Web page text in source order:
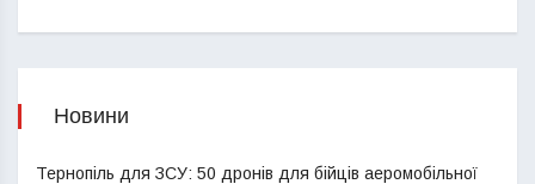
Новини
Тернопіль для ЗСУ: 50 дронів для бійців аеромобільної